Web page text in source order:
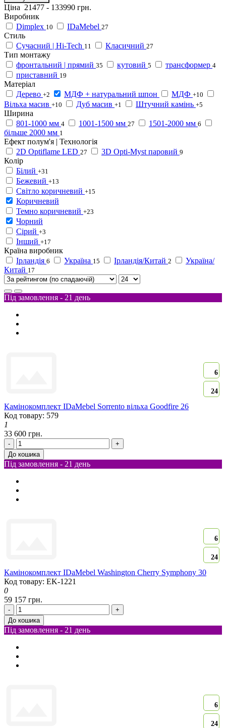
Ціна 21477 - 133990 грн.
Виробник
Dimplex 10 IDaMebel 27
Стиль
Сучасний | Hi-Tech 11 Класичний 27
Тип монтажу
фронтальний | прямий 35 кутовий 5 трансформер 4
приставний 19
Матеріал
Дерево +2 МДФ + натуральний шпон МДФ +10
Вільха масив +10 Дуб масив +1 Штучний камінь +5
Ширина
801-1000 мм 4 1001-1500 мм 27 1501-2000 мм 6
більше 2000 мм 1
Ефект полум'я | Технологія
2D Optiflame LED 27 3D Opti-Myst паровий 9
Колір
Білий +31
Бежевий +13
Світло коричневий +15
Коричневий
Темно коричневий +23
Чорний
Сірий +3
Інший +17
Країна виробник
Ірландія 6 Україна 15 Ірландія/Китай 2
Україна/
Китай 17
Під замовлення - 21 день
6
24
Камінокомплект IDaMebel Sorrento вільха Goodfire 26
Код товару: 579
1
33 600 грн.
-
+
До кошика
Під замовлення - 21 день
6
24
Камінокомплект IDaMebel Washington Cherry Symphony 30
Код товару: EK-1221
0
59 157 грн.
-
+
До кошика
Під замовлення - 21 день
6
24